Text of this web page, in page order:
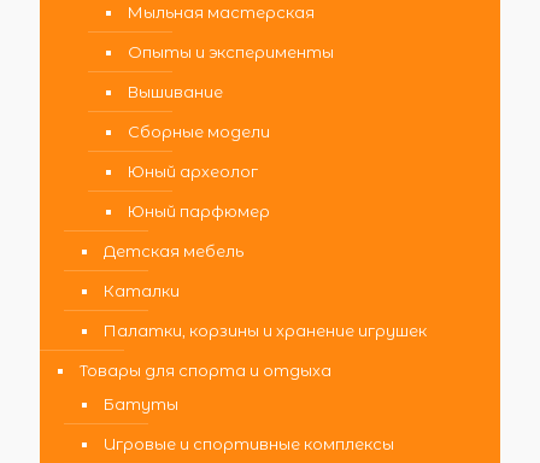
Мыльная мастерская
Опыты и эксперименты
Вышивание
Сборные модели
Юный археолог
Юный парфюмер
Детская мебель
Каталки
Палатки, корзины и хранение игрушек
Товары для спорта и отдыха
Батуты
Игровые и спортивные комплексы